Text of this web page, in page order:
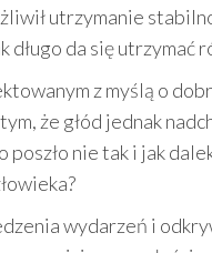
utrzymanie
długo da się utrzymać
z myślą o
że głód jednak
nie tak i jak
wydarzeń i